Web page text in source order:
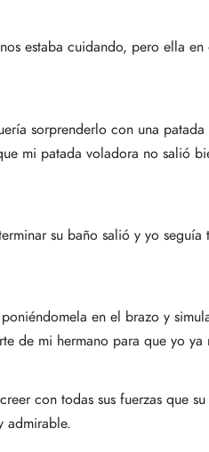
estaba cuidando, pero ella en
sorprenderlo con una
mi patada voladora no salió
su baño salió y yo seguía
en el brazo y
de mi hermano para que yo ya
con todas sus fuerzas que
admirable.